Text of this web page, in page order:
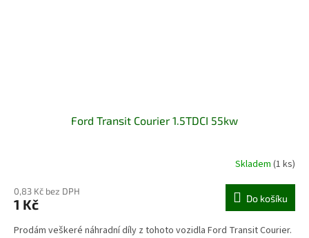
Ford Transit Courier 1.5TDCI 55kw
Skladem (1 ks)
0,83 Kč bez DPH
1 Kč Do košíku
Prodám veškeré náhradní díly z tohoto vozidla Ford Transit Courier.